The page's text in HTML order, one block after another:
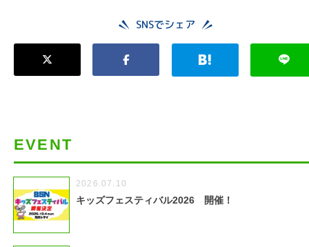
SNSでシェア
EVENT
2026.07.10
キッズフェスティバル2026 開催！